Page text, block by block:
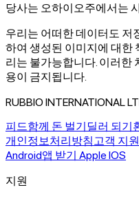
당사는 오하이오주에서는
우리는 어떠한 데이터도 저
하여 생성된 이미지에 대한
리는 불가능합니다. 이러한
용이 금지됩니다.
RUBBIO INTERNATIONAL
피드함께 돈 벌기 딜러 되기
개인정보처리방침 고객 지
Android앱 받기 Apple IOS
지원